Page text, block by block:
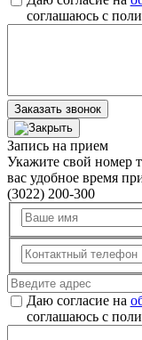
соглашаюсь с
Заказать звонок
Запись на прием
Укажите свой номер
вас удобное время
(3022) 200-300
Даю согласие на
соглашаюсь с